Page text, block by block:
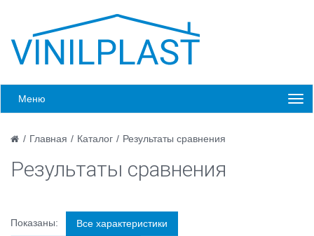
Меню
/ Главная / Каталог / Результаты сравнения
Результаты сравнения
Показаны: Все характеристики